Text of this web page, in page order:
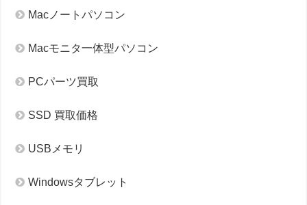
Macノートパソコン
Macモニタ一体型パソコン
PCパーツ買取
SSD 買取価格
USBメモリ
Windowsタブレット